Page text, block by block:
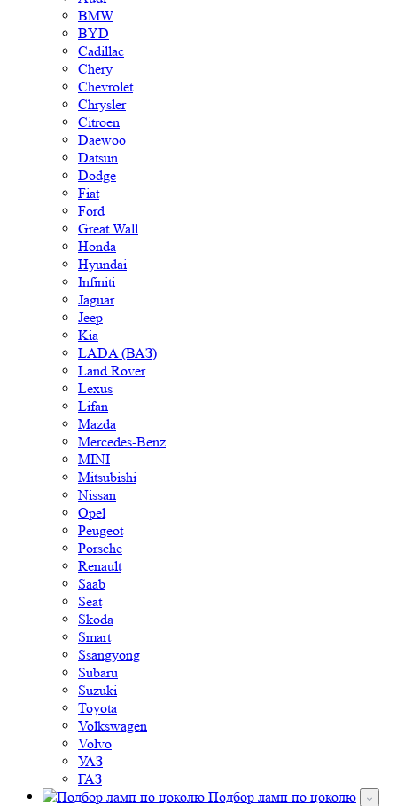
BMW
BYD
Cadillac
Chery
Chevrolet
Chrysler
Citroen
Daewoo
Datsun
Dodge
Fiat
Ford
Great Wall
Honda
Hyundai
Infiniti
Jaguar
Jeep
Kia
LADA (ВАЗ)
Land Rover
Lexus
Lifan
Mazda
Mercedes-Benz
MINI
Mitsubishi
Nissan
Opel
Peugeot
Porsche
Renault
Saab
Seat
Skoda
Smart
Ssangyong
Subaru
Suzuki
Toyota
Volkswagen
Volvo
УАЗ
ГАЗ
Подбор ламп по цоколю